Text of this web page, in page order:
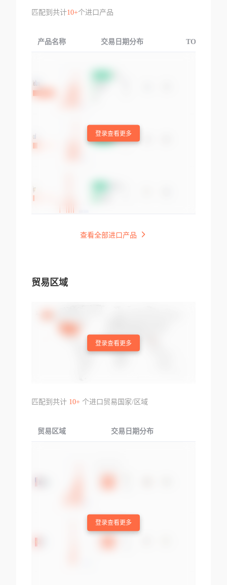
匹配到共计10+个进口产品
产品名称 交易日期分布 TOP3交易国
登录查看更多
查看全部进口产品
贸易区域
登录查看更多
匹配到共计 10+个进口贸易国家/区域
贸易区域 交易日期分布
登录查看更多